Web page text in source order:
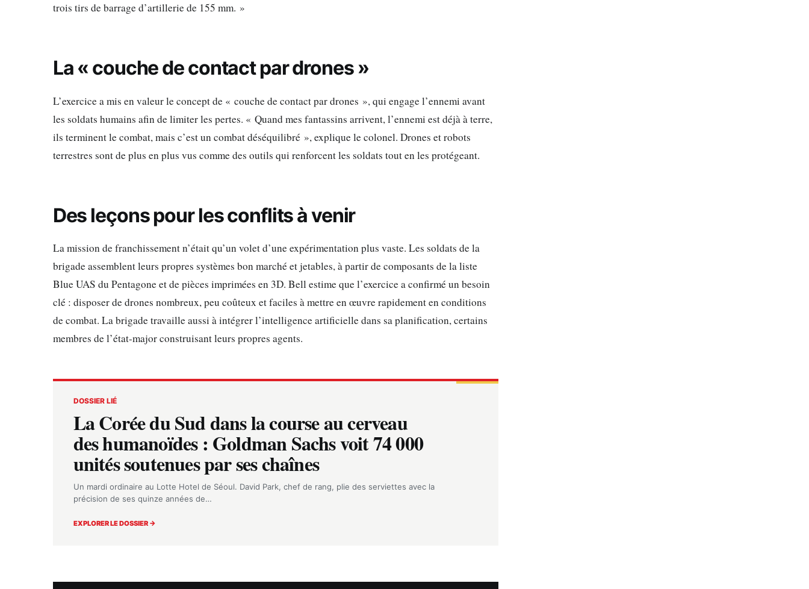
trois tirs de barrage d’artillerie de 155 mm. »
La « couche de contact par drones »
L’exercice a mis en valeur le concept de « couche de contact par drones », qui engage l’ennemi avant
les soldats humains afin de limiter les pertes. « Quand mes fantassins arrivent, l’ennemi est déjà à terre,
ils terminent le combat, mais c’est un combat déséquilibré », explique le colonel. Drones et robots
terrestres sont de plus en plus vus comme des outils qui renforcent les soldats tout en les protégeant.
Des leçons pour les conflits à venir
La mission de franchissement n’était qu’un volet d’une expérimentation plus vaste. Les soldats de la
brigade assemblent leurs propres systèmes bon marché et jetables, à partir de composants de la liste
Blue UAS du Pentagone et de pièces imprimées en 3D. Bell estime que l’exercice a confirmé un besoin
clé : disposer de drones nombreux, peu coûteux et faciles à mettre en œuvre rapidement en conditions
de combat. La brigade travaille aussi à intégrer l’intelligence artificielle dans sa planification, certains
membres de l’état-major construisant leurs propres agents.
DOSSIER LIÉ
La Corée du Sud dans la course au cerveau
des humanoïdes : Goldman Sachs voit 74 000
unités soutenues par ses chaînes
Un mardi ordinaire au Lotte Hotel de Séoul. David Park, chef de rang, plie des serviettes avec la
précision de ses quinze années de…
EXPLORER LE DOSSIER →